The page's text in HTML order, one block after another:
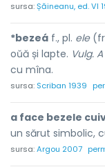
sursa:Șăineanu, ed. VI
*bezeá f., pl. ele
oŭă și lapte. Vulg.
cu mîna.
sursa: Scriban 1939
a face bezele
un sărut simbolic,
sursa:Argou 2007